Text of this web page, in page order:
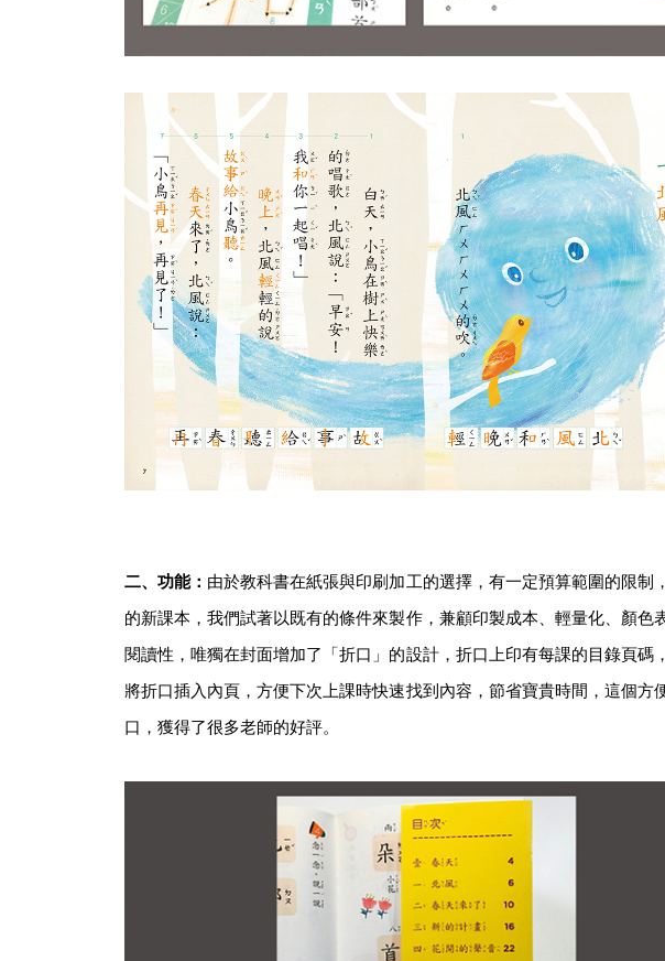
二、功能： 由於教科書在紙張與印刷加工的選擇，有一定預算範圍的限制
的新課本，我們試著以既有的條件來製作，兼顧印製成本、輕量化、顏色
閱讀性，唯獨在封面增加了「折口」的設計，折口上印有每課的目錄頁碼
將折口插入內頁，方便下次上課時快速找到內容，節省寶貴時間，這個方
口，獲得了很多老師的好評。